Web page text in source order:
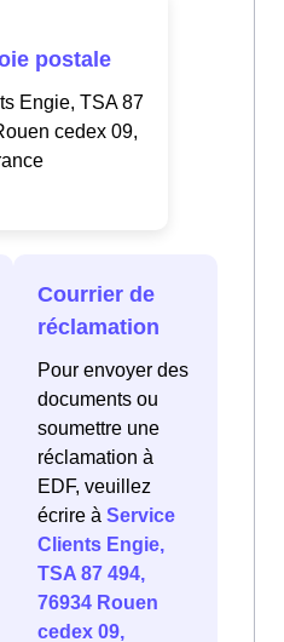
postale
Engie, TSA 87
cedex 09,
Courrier de
réclamation
Pour envoyer des
documents ou
soumettre une
réclamation à
EDF, veuillez
écrire à Service
Clients Engie,
TSA 87 494,
76934 Rouen
cedex 09,